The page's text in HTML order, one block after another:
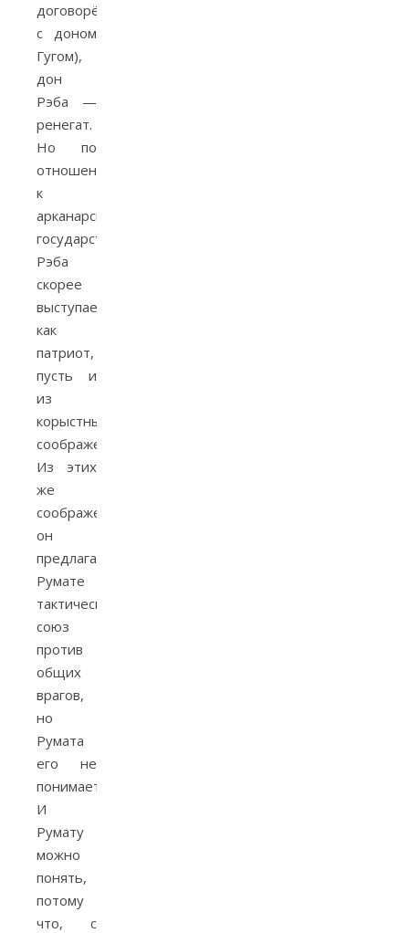
договорённостей
с доном
Гугом),
дон
Рэба —
ренегат.
Но по
отношению
к
арканарскому
государству
Рэба
скорее
выступает,
как
патриот,
пусть и
из
корыстных
соображений.
Из этих
же
соображений
он
предлагает
Румате
тактический
союз
против
общих
врагов,
но
Румата
его не
понимает.
И
Румату
можно
понять,
потому
что, с